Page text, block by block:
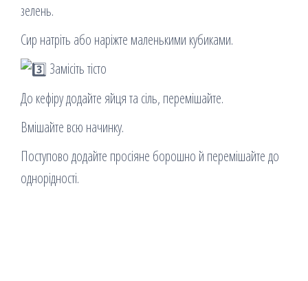
зелень.
Сир натріть або наріжте маленькими кубиками.
Замісіть тісто
До кефіру додайте яйця та сіль, перемішайте.
Вмішайте всю начинку.
Поступово додайте просіяне борошно й перемішайте до
однорідності.